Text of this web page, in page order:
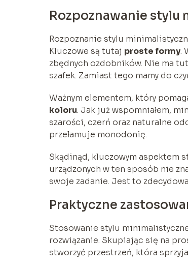
Rozpoznawanie
Rozpoznanie stylu
Kluczowe są tutaj proste formy.
zbędnych ozdobników. Nie ma
szafek. Zamiast tego mamy do
Ważnym elementem, który
koloru. Jak już wspomniałem,
szarości, czerń oraz naturalne
przełamuje monodonię.
Skądinąd, kluczowym aspektem
urządzonych w ten sposób nie
swoje zadanie. Jest to
Praktyczne
Stosowanie stylu
rozwiązanie. Skupiając się na
stworzyć przestrzeń, która